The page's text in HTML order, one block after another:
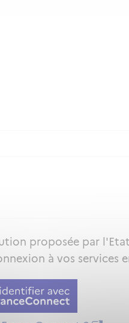
proposée par
à vos services